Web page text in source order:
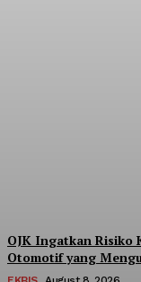
OJK Ingatkan Risiko
Otomotif yang